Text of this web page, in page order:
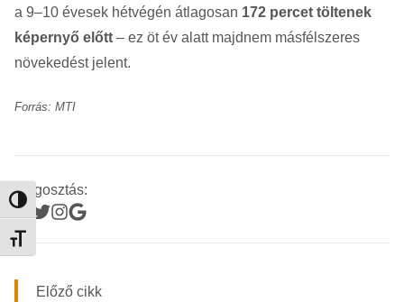
Nagy kontraszt váltása
Betűméret váltása
a 9–10 évesek hétvégén átlagosan 172 percet töltenek
képernyő előtt – ez öt év alatt majdnem másfélszeres
növekedést jelent.
Forrás: MTI
Megosztás:
Előző cikk